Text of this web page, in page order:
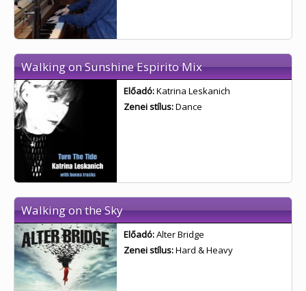
Walking on Sunshine Espirito Mix
Előadó:Katrina Leskanich
Zenei stílus:Dance
Walking on the Sky
Előadó:Alter Bridge
Zenei stílus:Hard & Heavy